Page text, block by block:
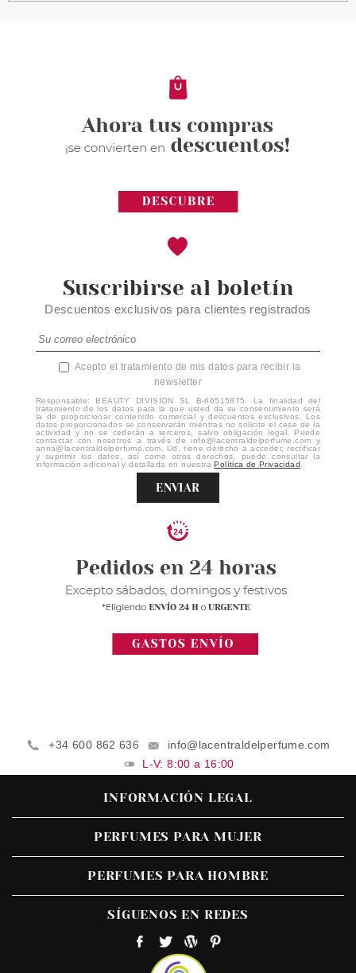
34.65€
Suscribirse al boletín
Descuentos exclusivos para clientes registrados
Acepto el tratamiento de mis datos para recibir la
newsletter
Responsable: BEAUTY DIVISION SL B-66515875. La finalidad del
tratamiento de los datos para la que usted da su consentimiento será
la de proporcionar contenido comercial y descuentos exclusivos. Los
datos proporcionados se conservarán mientras no solicite el cese de la
actividad y no se cederán a terceros, salvo obligación legal. Puede
contactar con nosotros a través de info@lacentraldelperfume.com y
anna@lacentraldelperfume.com. Ud. tiene derecho a acceder, rectificar
y suprimir los datos, así como otros derechos, puede consultar la
información adicional y detallada en nuestraPolítica de Privacidad
ENVIAR
+34 600 862 636
info@lacentraldelperfume.com
L-V: 8:00 a 16:00
INFORMACIÓN LEGAL
PERFUMES PARA MUJER
PERFUMES PARA HOMBRE
SÍGUENOS EN REDES